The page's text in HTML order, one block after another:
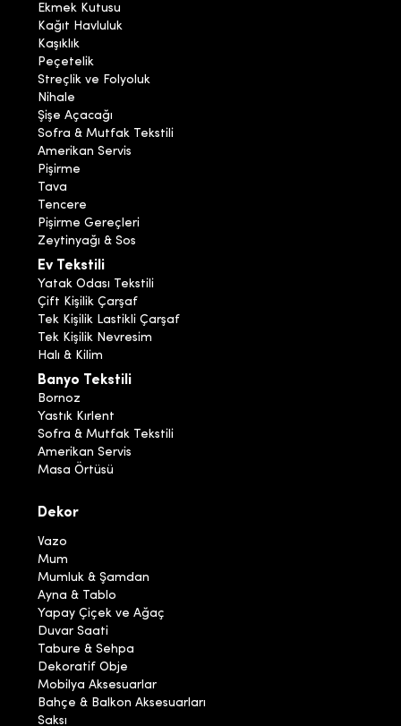
Ekmek Kutusu
Kağıt Havluluk
Kaşıklık
Peçetelik
Streçlik ve Folyoluk
Nihale
Şişe Açacağı
Sofra & Mutfak Tekstili
Amerikan Servis
Pişirme
Tava
Tencere
Pişirme Gereçleri
Zeytinyağı & Sos
Ev Tekstili
Yatak Odası Tekstili
Çift Kişilik Çarşaf
Tek Kişilik Lastikli Çarşaf
Tek Kişilik Nevresim
Halı & Kilim
Banyo Tekstili
Bornoz
Yastık Kırlent
Sofra & Mutfak Tekstili
Amerikan Servis
Masa Örtüsü
Dekor
Vazo
Mum
Mumluk & Şamdan
Ayna & Tablo
Yapay Çiçek ve Ağaç
Duvar Saati
Tabure & Sehpa
Dekoratif Obje
Mobilya Aksesuarlar
Bahçe & Balkon Aksesuarları
Saksı